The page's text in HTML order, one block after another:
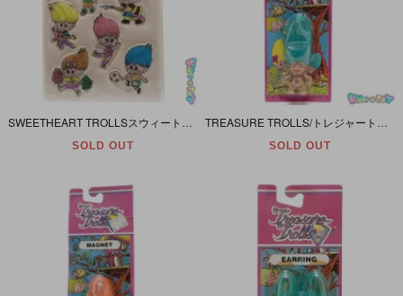
SOLD OUT SOLD OUT